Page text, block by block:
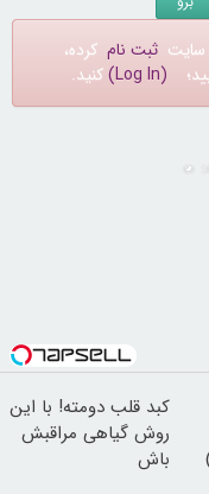
سایت ثبت نام کرده،
(Log In) کنید.
کبد قلب دومته! با این
روش گیاهی مراقبش
باش